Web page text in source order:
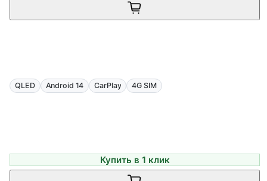
QLED Android 14 CarPlay 4G SIM
Купить в 1 клик